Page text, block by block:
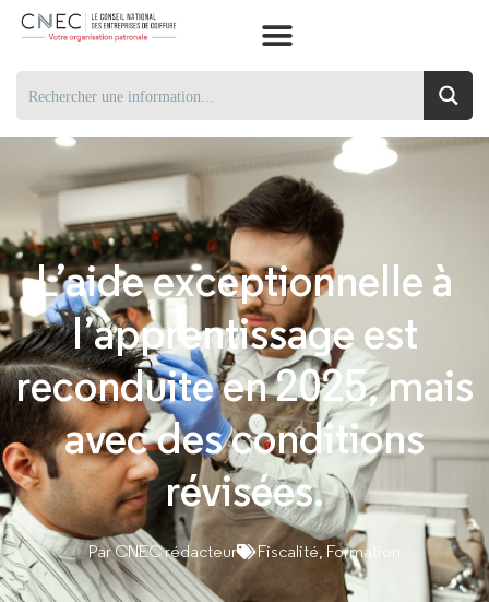
L’aide exceptionnelle à
l’apprentissage est
reconduite en 2025, mais
avec des conditions
révisées.
ParCNEC rédacteur Fiscalité, Formation